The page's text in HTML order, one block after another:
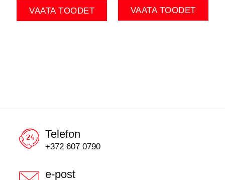
VAATA TOODET VAATA TOODET
Telefon
+372 607 0790
e-post